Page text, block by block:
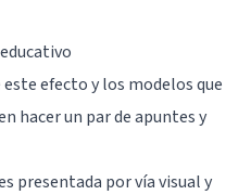
efecto y los modelos que
hacer un par de apuntes y
presentada por vía visual y